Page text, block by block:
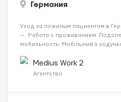
Германия
Уход за пожилым пациентом в
— . Работа с проживанием.
мобильность: Мобільний з
Ночью: Спить не прокидаючись.
Medius Work 2
Агентство